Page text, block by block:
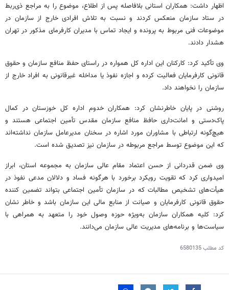
اظهار داشت: همکاران استانی بلافاصله پس از اطلاع، موضوع را به مراجع ذی‌ربط
در ستاد سازمان منعکس کردند و نسبت به تلاش افرادی خارج از سازمان در
موضوعات فنی مربوط به پرونده و ایجاد تماس با مدیران کارفرمای مذکور در تهران
هشدار دادند.
وی تأکید کرد: کارکنان این اداره کل همواره در راستای حفظ منافع سازمان و حقوق
قانونی کارفرمایان فعالیت کرده و اجازه نفوذ یا مداخله غیرقانونی به افراد خارج از
سازمان را نخواهند داد.
روشنی در پایان خاطرنشان کرد: همکاران خدوم اداره کل خوزستان در کمال
پاک‌دستی و امانت‌داری حافظ منافع سازمان مقدس تأمین اجتماعی هستند و
هیچ‌گونه ارتباطی با مشاوران مورد اشاره در سخنان مدیرعامل سازمان نداشته‌اند
که این موضوع توسط مراجع مربوطه در سازمان نیز تصدیق شده است.
وی ضمن قدردانی از حسن اعتماد مقام عالی سازمان به مجموعه استان، ابراز
امیدواری کرد که تقویت رویکرد برخورد با هرگونه فساد و دلالان مدعی نفوذ در
هیأت‌های تشخیص مطالبات که در سازمان تأمین اجتماعی بتواند تضمین کننده
حقوق قانونی کارفرمایان و صیانت از منابع مالی این سازمان باشد و خاطر نشان
کرد: کلیه همکاران سازمان به‌ویژه حوزه وصول خود را متعهد به همراهی با
سیاست‌ها و برنامه‌های مدیریت عالی سازمان می‌دانند.
کد مطلب6580135